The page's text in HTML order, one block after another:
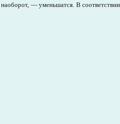
— уменьшатся. В